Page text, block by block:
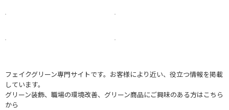
フェイクグリーン専門サイトです。お客様により近い、役立つ情報を掲載
しています。
グリーン装飾、職場の環境改善、グリーン商品にご興味のある方はこちら
から